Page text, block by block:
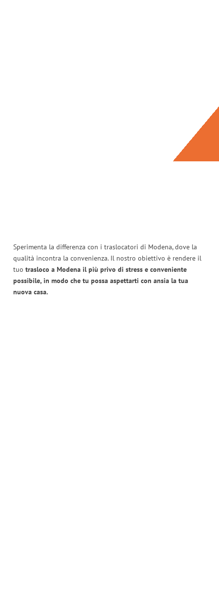
Sperimenta la differenza con i traslocatori di Modena, dove la
qualità incontra la convenienza. Il nostro obiettivo è rendere il
tuo trasloco a Modena il più privo di stress e conveniente
possibile, in modo che tu possa aspettarti con ansia la tua
nuova casa.